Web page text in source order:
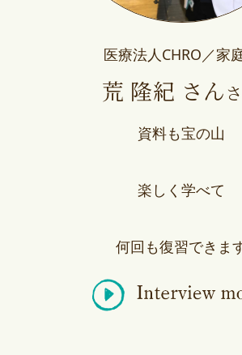
医療法人CHRO／家
荒 隆紀 さん
資料も宝の山
楽しく学べて
何回も復習できま